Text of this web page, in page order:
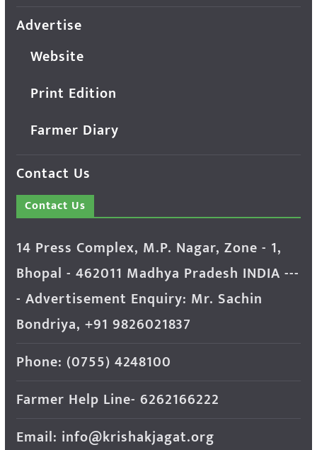
Advertise
Website
Print Edition
Farmer Diary
Contact Us
Contact Us
14 Press Complex, M.P. Nagar, Zone - 1,
Bhopal - 462011 Madhya Pradesh INDIA ---
- Advertisement Enquiry: Mr. Sachin
Bondriya, +91 9826021837
Phone: (0755) 4248100
Farmer Help Line- 6262166222
Email: info@krishakjagat.org